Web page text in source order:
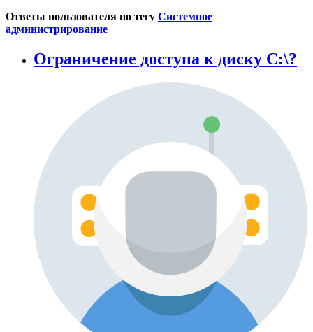
Ответы пользователя по тегу Системное
администрирование
Ограничение доступа к диску С:\?